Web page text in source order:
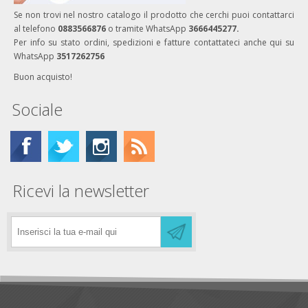
Se non trovi nel nostro catalogo il prodotto che cerchi puoi contattarci
al telefono 0883566876 o tramite WhatsApp 3666445277.
Per info su stato ordini, spedizioni e fatture contattateci anche qui su
WhatsApp 3517262756
Buon acquisto!
Sociale
Ricevi la newsletter